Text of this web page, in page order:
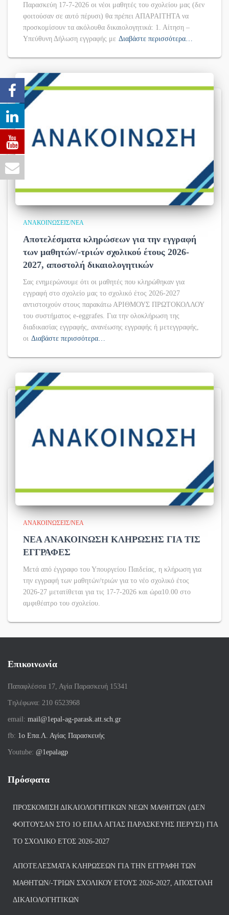
Παρασκεύη 17-7-2026 οι νέοι μαθητές του σχολείου μας (δεν
φοιτούσαν σε αυτό πέρυσι) θα πρέπει ΑΠΑΡΑΙΤΗΤΑ να
προσκομίσουν τα ακόλουθα δικαιολογητικά: 1. Αίτηση –
Υπεύθυνη Δήλωση εγγραφής με Διαβάστε περισσότερα…
ΑΝΑΚΟΙΝΏΣΕΙΣ/ΝΈΑ
Αποτελέσματα κληρώσεων για την εγγραφή
των μαθητών/-τριών σχολικού έτους 2026-
2027, αποστολή δικαιολογητικών
Σας ενημερώνουμε ότι οι μαθητές που κληρώθηκαν για
εγγραφή στο σχολείο μας το σχολικό έτος 2026-2027
αντιστοιχούν στους παρακάτω ΑΡΙΘΜΟΥΣ ΠΡΩΤΟΚΟΛΛΟΥ
του συστήματος e-eggrafes. Για την ολοκλήρωση της
διαδικασίας εγγραφής, ανανέωσης εγγραφής ή μετεγγραφής,
οι Διαβάστε περισσότερα…
ΑΝΑΚΟΙΝΏΣΕΙΣ/ΝΈΑ
ΝΕΑ ΑΝΑΚΟΙΝΩΣΗ ΚΛΗΡΩΣΗΣ ΓΙΑ ΤΙΣ
ΕΓΓΡΑΦΕΣ
Μετά από έγγραφο του Υπουργείου Παιδείας, η κλήρωση για
την εγγραφή των μαθητών/τριών για το νέο σχολικό έτος
2026-27 μετατίθεται για τις 17-7-2026 και ώρα10.00 στο
αμφιθέατρο του σχολείου.
Επικοινωνία
Παπαφλέσσα 17, Αγία Παρασκευή 15341
Tηλέφωνα: 210 6523968
email: mail@1epal-ag-parask.att.sch.gr
fb: 1ο Επα.Λ. Αγίας Παρασκευής
Youtube: @1epalagp
Πρόσφατα
ΠΡΟΣΚΌΜΙΣΗ ΔΙΚΑΙΟΛΟΓΗΤΙΚΏΝ ΝΈΩΝ ΜΑΘΗΤΏΝ (ΔΕΝ
ΦΟΙΤΟΎΣΑΝ ΣΤΟ 1Ο ΕΠΑΛ ΑΓΙΑΣ ΠΑΡΑΣΚΕΥΗΣ ΠΈΡΥΣΙ) ΓΙΑ
ΤΟ ΣΧΟΛΙΚΌ ΈΤΟΣ 2026-2027
ΑΠΟΤΕΛΈΣΜΑΤΑ ΚΛΗΡΏΣΕΩΝ ΓΙΑ ΤΗΝ ΕΓΓΡΑΦΉ ΤΩΝ
ΜΑΘΗΤΏΝ/-ΤΡΙΏΝ ΣΧΟΛΙΚΟΎ ΈΤΟΥΣ 2026-2027, ΑΠΟΣΤΟΛΉ
ΔΙΚΑΙΟΛΟΓΗΤΙΚΏΝ